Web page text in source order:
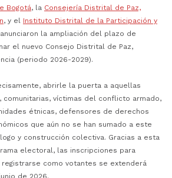
Bogotá, la Consejería Distrital de Paz,
, y el Instituto Distrital de la Participación y
anunciaron la ampliación del plazo de
el nuevo Consejo Distrital de Paz,
(periodo 2026-2029).
abrirle la puerta a aquellas
comunitarias, víctimas del conflicto armado,
étnicas, defensores de derechos
que aún no se han sumado a este
y construcción colectiva. Gracias a esta
electoral, las inscripciones para
como votantes se extenderá
de 2026.